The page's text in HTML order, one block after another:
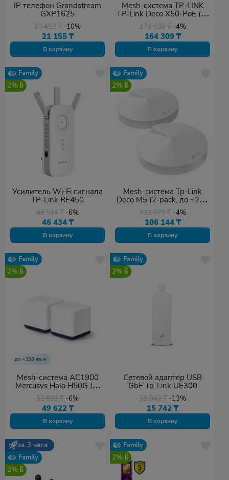
IP телефон Grandstream
GXP1625
23 453₸ -10%
21 155 ₸
В корзину
Mesh-система TP-LINK
TP-Link Deco X50-PoE (3-
pack)
171 035₸ -4%
164 309 ₸
В корзину
Family
2%
Усилитель Wi-Fi сигнала
TP-Link RE450
49 514₸ -6%
46 434 ₸
В корзину
Family
2%
Mesh-система Tp-Link
Deco M5 (2-pack, до ~280
кв.м.)
111 071₸ -4%
106 144 ₸
В корзину
Family
2%
Mesh-система AC1900
Mercusys Halo H50G (2-
pack, до ~350 кв.м.)
52 801₸ -6%
49 622 ₸
В корзину
Family
2%
Сетевой адаптер USB
GbE Tp-Link UE300
18 042₸ -13%
15 742₸
В корзину
за 3 часа
Family
2%
Family
2%